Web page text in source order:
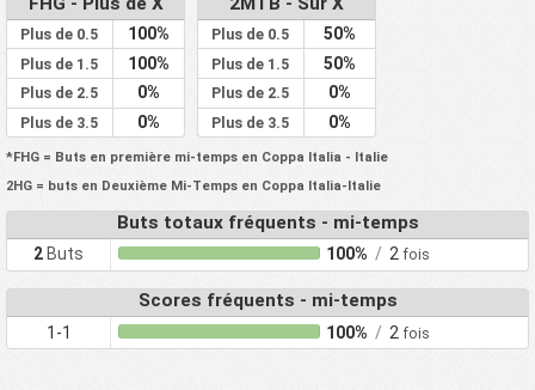
Plus de 0.5 100%
Plus de 1.5 100%
Plus de 2.5 0%
Plus de 3.5 0%
Plus de 0.5 50%
Plus de 1.5 50%
Plus de 2.5 0%
Plus de 3.5 0%
*FHG = Buts en première mi-temps en Coppa Italia - Italie
2HG = buts en Deuxième Mi-Temps en Coppa Italia-Italie
Buts totaux fréquents - mi-temps
2 Buts 100% / 2fois
Scores fréquents - mi-temps
1-1 100% / 2fois